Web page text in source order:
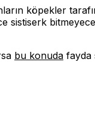
köpekler
sistiserk
bu konuda fayda